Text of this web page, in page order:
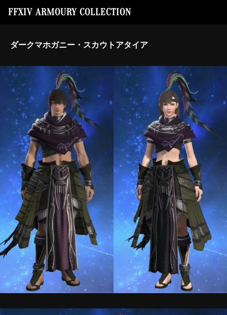
FFXIV ARMOURY COLLECTION
ダークマホガニー・スカウトアタイア